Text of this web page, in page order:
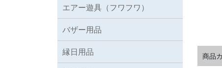
商品
エアー遊具（フワフワ）
バザー用品
縁日用品